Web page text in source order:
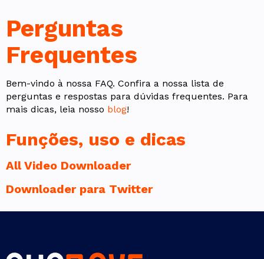
Perguntas
Frequentes
Bem-vindo à nossa FAQ. Confira a nossa lista de
perguntas e respostas para dúvidas frequentes. Para
mais dicas, leia nosso blog!
Funções, uso e dicas
All Video Downloader
Downloader para Twitter